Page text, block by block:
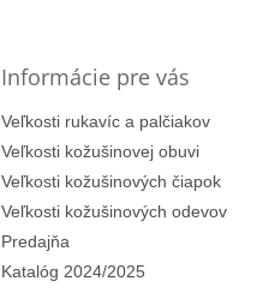
Informácie pre vás
Veľkosti rukavíc a palčiakov
Veľkosti kožušinovej obuvi
Veľkosti kožušinových čiapok
Veľkosti kožušinových odevov
Predajňa
Katalóg 2024/2025